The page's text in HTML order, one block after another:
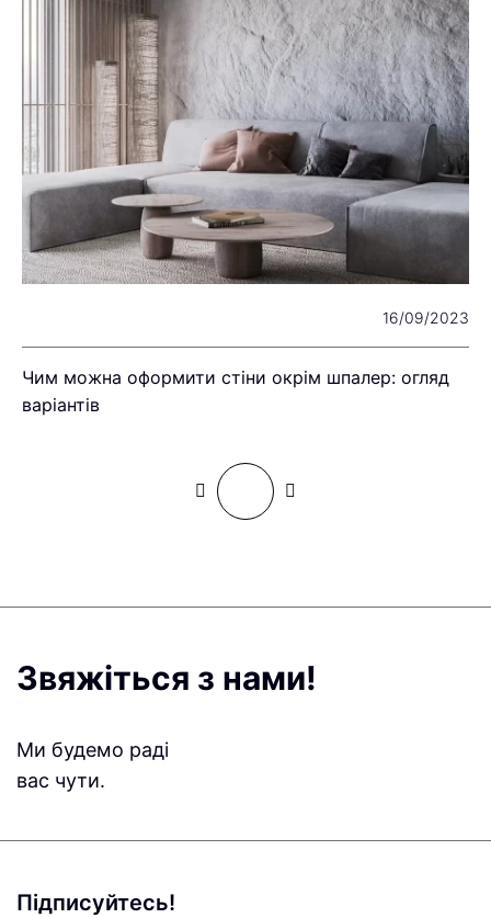
16/09/2023
Чим можна оформити стіни окрім шпалер: огляд
варіантів
Звяжіться з нами!
Ми будемо раді
вас чути.
Підписуйтесь!